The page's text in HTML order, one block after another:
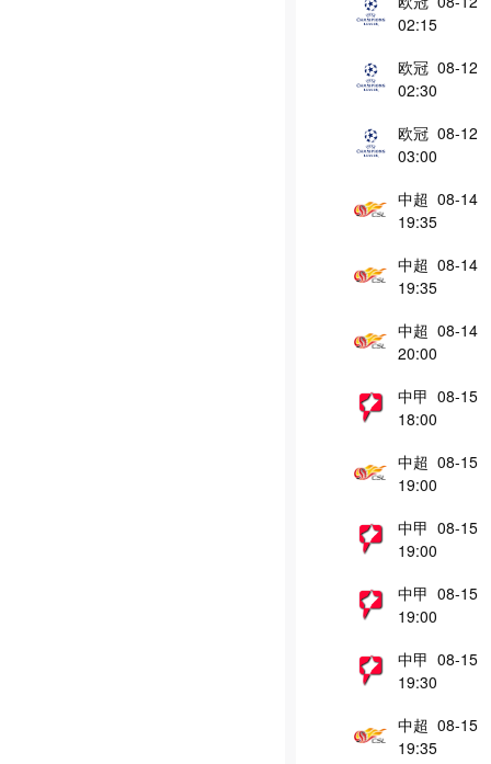
02:15
欧冠 08-12
02:30
欧冠 08-12
03:00
中超 08-14
19:35
中超 08-14
19:35
中超 08-14
20:00
中甲 08-15
18:00
中超 08-15
19:00
中甲 08-15
19:00
中甲 08-15
19:00
中甲 08-15
19:30
中超 08-15
19:35